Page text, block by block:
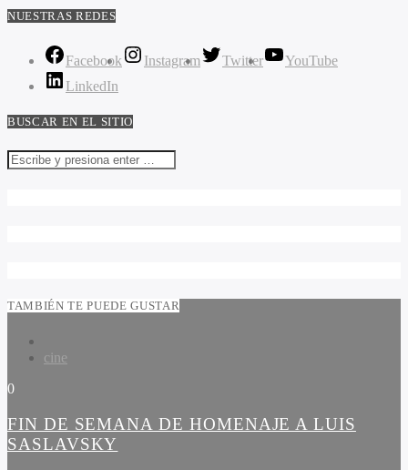
NUESTRAS REDES
Facebook Instagram Twitter
YouTube
LinkedIn
BUSCAR EN EL SITIO
TAMBIÉN TE PUEDE GUSTAR
cine
0
FIN DE SEMANA DE HOMENAJE A LUIS
SASLAVSKY